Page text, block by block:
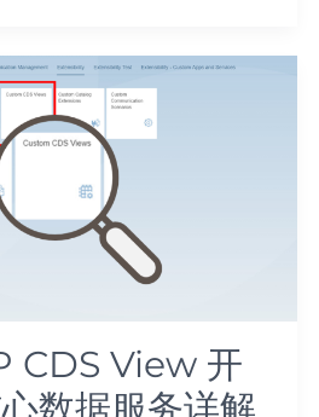
CDS View 开
数据服务详解